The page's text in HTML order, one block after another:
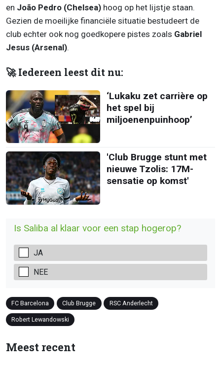
en João Pedro (Chelsea) hoog op het lijstje staan.
Gezien de moeilijke financiële situatie bestudeert de
club echter ook nog goedkopere pistes zoals Gabriel
Jesus (Arsenal).
🚀 Iedereen leest dit nu:
‘Lukaku zet carrière op
het spel bij
miljoenenpuinhoop’
'Club Brugge stunt met
nieuwe Tzolis: 17M-
sensatie op komst'
Is Saliba al klaar voor een stap hogerop?
JA
NEE
FC Barcelona Club Brugge RSC Anderlecht
Robert Lewandowski
Meest recent